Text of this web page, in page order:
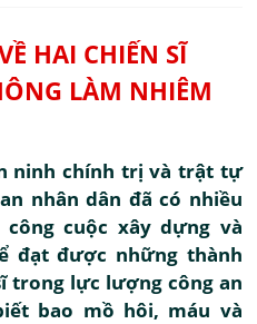
HAI CHIẾN SĨ
LÀM NHIÊM
ninh chính trị và trật tự
nhân dân đã có nhiều
cuộc xây dựng và
đạt được những thành
trong lực lượng công an
bao mồ hôi, máu và